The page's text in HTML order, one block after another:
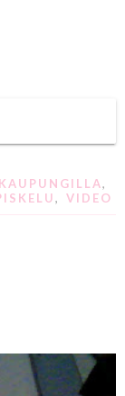
KAUPUNGILLA,
, VIDEO